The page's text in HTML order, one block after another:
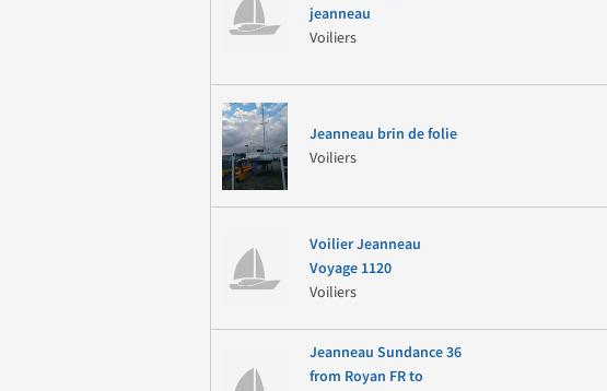
jeanneau
Voiliers
Jeanneau brin de folie
Voiliers
Voilier Jeanneau
Voyage 1120
Voiliers
Jeanneau Sundance 36
from Royan FR to